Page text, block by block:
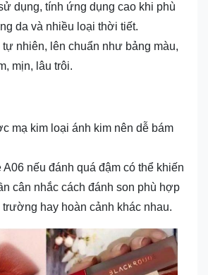
dụng, tính ứng dụng cao khi phù
da và nhiều loại thời tiết.
tự nhiên, lên chuẩn như bảng màu,
mịn, lâu trôi.
mạ kim loại ánh kim nên dễ bám
A06 nếu đánh quá đậm có thể khiến
cân nhắc cách đánh son phù hợp
hay hoàn cảnh khác nhau.